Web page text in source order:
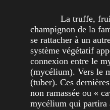
La truffe,
champignon de la
se rattacher à un
système végétatif
connexion entre le
(mycélium). Vers le
(tuber). Ces
non ramassée ou «
mycélium qui partira